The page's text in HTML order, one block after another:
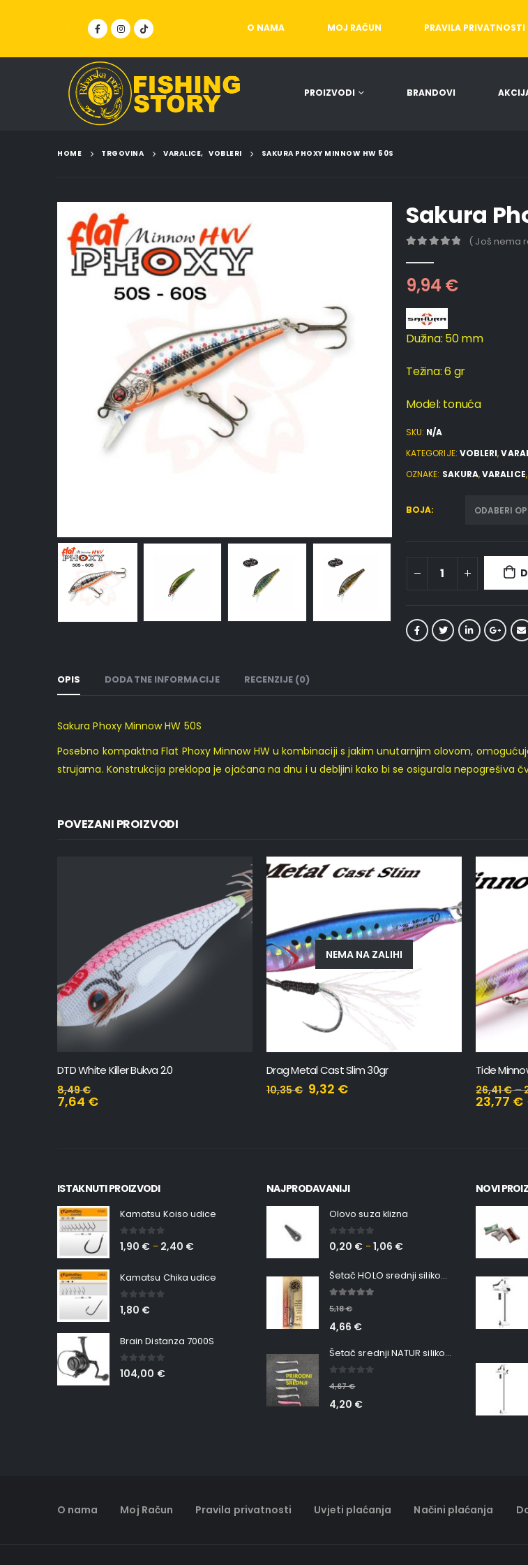
O NAMA MOJ RAČUN PRAVILA PRIVATNOSTI
PROIZVODI BRANDOVI
HOME TRGOVINA VARALICE, VOBLERI SAKURA PHOXY MINNOW HW 50S
Sakura
( Još nema
9,94 €
Dužina: 50 mm
Težina: 6 gr
Model: tonuća
SKU: N/A
KATEGORIJE: VOBLERI,
OZNAKE: SAKURA,VARALICE,
BOJA
OPIS DODATNE INFORMACIJE RECENZIJE (0)
Sakura Phoxy Minnow HW 50S
Posebno kompaktna Flat Phoxy Minnow HW u kombinaciji s jakim unutarnjim olovom,
strujama. Konstrukcija preklopa je ojačana na dnu i u debljini kako bi se osigurala nepogrešiva
POVEZANI PROIZVODI
DTD White Killer Bukva 2.0
€
€
NEMA NA ZALIHI
Drag Metal Cast Slim 30gr
€ 9,32 €
Tide Minnow Slim
€–26,94
23,77€–
ISTAKNUTI PROIZVODI
Kamatsu Koiso udice
0 out of 5
1,90 € – 2,40 €
Kamatsu Chika udice
0 out of 5
1,80 €
Brain Distanza 7000S
0out of 5
104,00 €
NAJPRODAVANIJI
Olovo suza klizna
0 out of 5
0,20 € –1,06 €
Šetač HOLO srednji silikonska Ribica Belgrade Walker
5,18€
4,66 €
Šetač srednji NATUR silikonska ribica Belgrade Walker
4,67€
4,20 €
NOVI
O nama Moj Račun Pravila privatnosti Uvjeti plaćanja Načini plaćanja